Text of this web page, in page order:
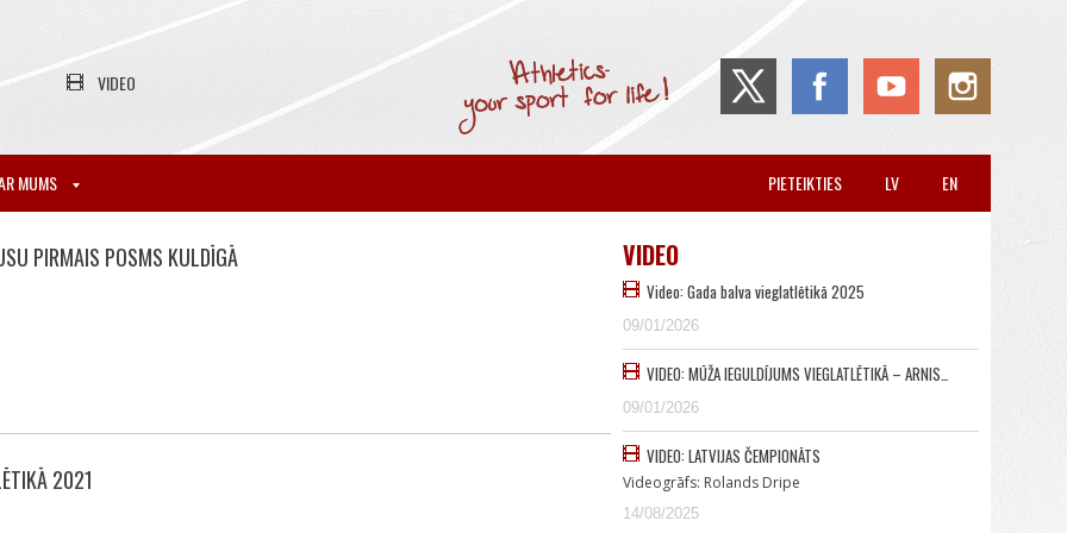
VIDEO
MUMS EN
LV
PIETEIKTIES
PIRMAIS POSMS KULDĪGĀ
2021
VIDEO
Video: Gada balva vieglatlētikā 2025
09/01/2026
VIDEO: MŪŽA IEGULDĪJUMS VIEGLATLĒTIKĀ – ARNIS…
09/01/2026
VIDEO: LATVIJAS ČEMPIONĀTS
Videogrāfs: Rolands Dripe
14/08/2025